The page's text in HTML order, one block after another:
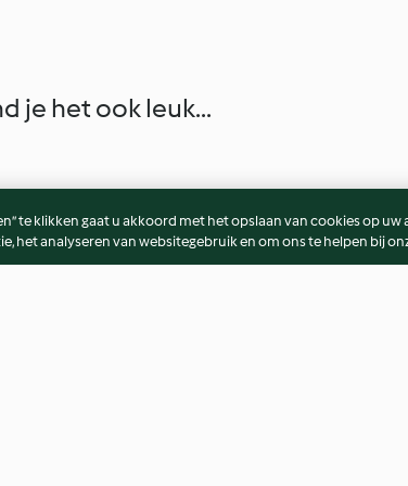
je het ook leuk...
te klikken gaat u akkoord met het opslaan van cookies op
het analyseren van websitegebruik en om ons te helpen bij